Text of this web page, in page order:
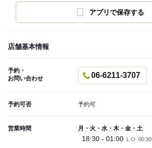
アプリで保存する
店舗基本情報
予約・
お問い合わせ
06-6211-3707
予約可否 予約可
営業時間 月・火・水・木・金・土
18:30 - 01:00 L.O. 00:30